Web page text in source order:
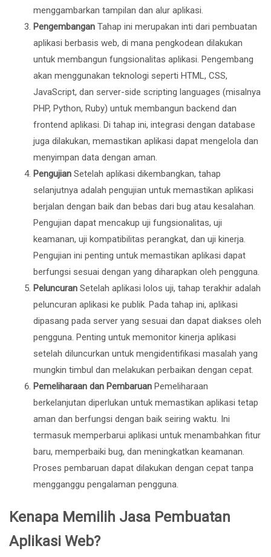
menggambarkan tampilan dan alur aplikasi.
Pengembangan Tahap ini merupakan inti dari pembuatan
aplikasi berbasis web, di mana pengkodean dilakukan
untuk membangun fungsionalitas aplikasi. Pengembang
akan menggunakan teknologi seperti HTML, CSS,
JavaScript, dan server-side scripting languages (misalnya
PHP, Python, Ruby) untuk membangun backend dan
frontend aplikasi. Di tahap ini, integrasi dengan database
juga dilakukan, memastikan aplikasi dapat mengelola dan
menyimpan data dengan aman.
Pengujian Setelah aplikasi dikembangkan, tahap
selanjutnya adalah pengujian untuk memastikan aplikasi
berjalan dengan baik dan bebas dari bug atau kesalahan.
Pengujian dapat mencakup uji fungsionalitas, uji
keamanan, uji kompatibilitas perangkat, dan uji kinerja.
Pengujian ini penting untuk memastikan aplikasi dapat
berfungsi sesuai dengan yang diharapkan oleh pengguna.
Peluncuran Setelah aplikasi lolos uji, tahap terakhir adalah
peluncuran aplikasi ke publik. Pada tahap ini, aplikasi
dipasang pada server yang sesuai dan dapat diakses oleh
pengguna. Penting untuk memonitor kinerja aplikasi
setelah diluncurkan untuk mengidentifikasi masalah yang
mungkin timbul dan melakukan perbaikan dengan cepat.
Pemeliharaan dan Pembaruan Pemeliharaan
berkelanjutan diperlukan untuk memastikan aplikasi tetap
aman dan berfungsi dengan baik seiring waktu. Ini
termasuk memperbarui aplikasi untuk menambahkan fitur
baru, memperbaiki bug, dan meningkatkan keamanan.
Proses pembaruan dapat dilakukan dengan cepat tanpa
mengganggu pengalaman pengguna.
Kenapa Memilih Jasa Pembuatan
Aplikasi Web?